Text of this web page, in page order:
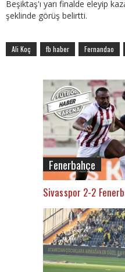
Beşiktaş'ı yarı finalde eleyip
şeklinde görüş belirtti.
Ali Koç fb haber Fernandao
Fenerbahçe
Sivasspor 2-2